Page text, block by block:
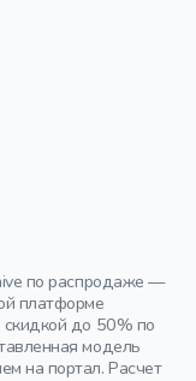
по распродаже —
платформе
до 50% по
модель
на портал. Расчет